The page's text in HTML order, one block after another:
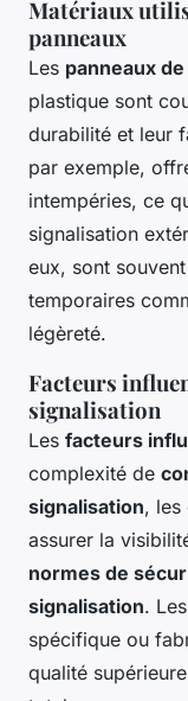
Matériaux
panneaux
Les panneaux
plastique sont
durabilité et leur
par exemple,
intempéries, ce
signalisation
eux, sont
temporaires
légèreté.
Facteurs
signalisation
Les facteurs
complexité de
signalisation, les
assurer la
normes de
signalisation.
spécifique ou
qualité